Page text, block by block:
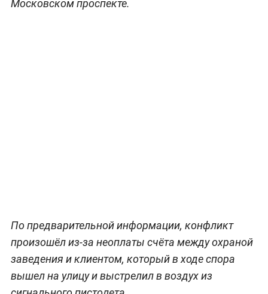
Московском проспекте.
По предварительной информации, конфликт
произошёл из-за неоплаты счёта между охраной
заведения и клиентом, который в ходе спора
вышел на улицу и выстрелил в воздух из